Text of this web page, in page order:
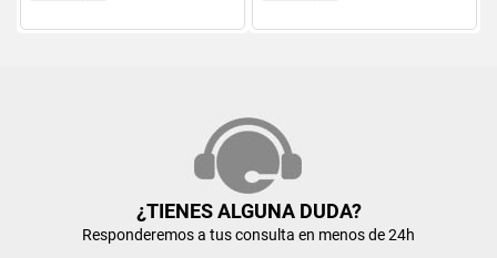
¿TIENES ALGUNA DUDA?
Responderemos a tus consulta en menos de 24h